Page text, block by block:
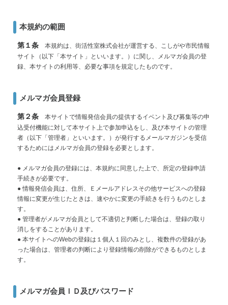
本規約の範囲
第１条本規約は、街活性室株式会社が運営する、こしがや市民情報
サイト（以下「本サイト」といいます。）に関し、メルマガ会員の登
録、本サイトの利用等、必要な事項を規定したものです。
メルマガ会員登録
第２条本サイトで情報発信会員の提供するイベント及び募集等の申
込受付機能に対して本サイト上で参加申込をし、及び本サイトの管理
者（以下「管理者」といいます。）が発行するメールマガジンを受信
するためにはメルマガ会員の登録を必要とします。
● メルマガ会員の登録には、本規約に同意した上で、所定の登録申請
手続きが必要です。
● 情報発信会員は、住所、Ｅメールアドレスその他サービスへの登録
情報に変更が生じたときは、速やかに変更の手続きを行うものとしま
す。
● 管理者がメルマガ会員として不適切と判断した場合は、登録の取り
消しをすることがあります。
● 本サイトへのWebの登録は１個人１回のみとし、複数件の登録があ
った場合は、管理者の判断により登録情報の削除ができるものとしま
す。
メルマガ会員ＩＤ及びパスワード